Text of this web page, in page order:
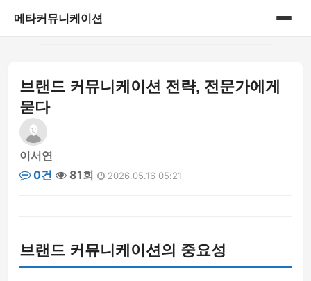
메타커뮤니케이션
게시판
브랜드 커뮤니케이션 전략, 전문가에게
묻다
이서연
0건
81회 2026.05.16 05:21
브랜드 커뮤니케이션의 중요성